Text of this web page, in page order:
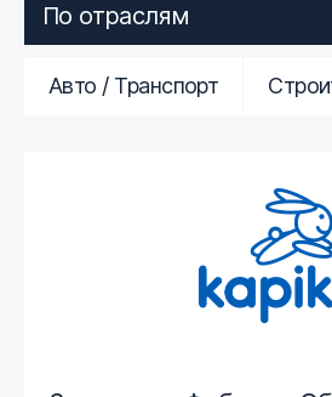
По отраслям
Авто / Транспорт